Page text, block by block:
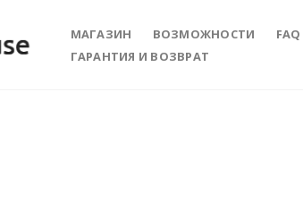
МАГАЗИН ВОЗМОЖНОСТИ FAQ
ГАРАНТИЯ И ВОЗВРАТ